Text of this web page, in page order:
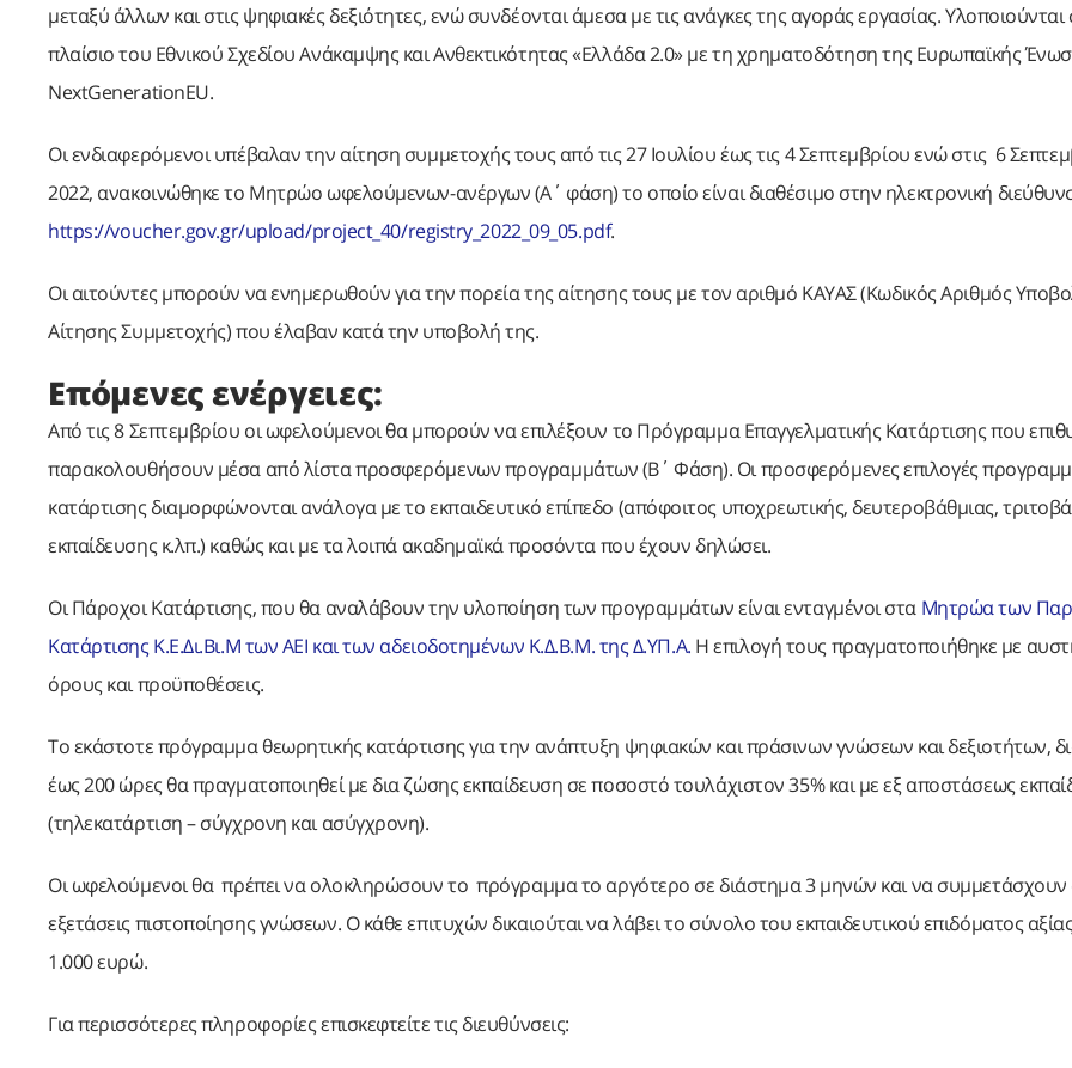
μεταξύ άλλων και στις ψηφιακές δεξιότητες, ενώ συνδέονται άμεσα με τις ανάγκες της αγοράς εργασίας. Υλοποιούνται
πλαίσιο του Εθνικού Σχεδίου Ανάκαμψης και Ανθεκτικότητας «Ελλάδα 2.0» με τη χρηματοδότηση της Ευρωπαϊκής
NextGenerationEU.
Οι ενδιαφερόμενοι υπέβαλαν την αίτηση συμμετοχής τους από τις 27 Ιουλίου έως τις 4 Σεπτεμβρίου ενώ στις 6
2022, ανακοινώθηκε το Μητρώο ωφελούμενων-ανέργων (Α΄ φάση) το οποίο είναι διαθέσιμο στην ηλεκτρονική
https://voucher.gov.gr/upload/project_40/registry_2022_09_05.pdf.
Οι αιτούντες μπορούν να ενημερωθούν για την πορεία της αίτησης τους με τον αριθμό ΚΑΥΑΣ (Κωδικός Αριθμός
Αίτησης Συμμετοχής) που έλαβαν κατά την υποβολή της.
Επόμενες ενέργειες:
Από τις 8 Σεπτεμβρίου οι ωφελούμενοι θα μπορούν να επιλέξουν το Πρόγραμμα Επαγγελματικής Κατάρτισης που
παρακολουθήσουν μέσα από λίστα προσφερόμενων προγραμμάτων (Β΄ Φάση). Οι προσφερόμενες επιλογές
κατάρτισης διαμορφώνονται ανάλογα με το εκπαιδευτικό επίπεδο (απόφοιτος υποχρεωτικής, δευτεροβάθμιας,
εκπαίδευσης κ.λπ.) καθώς και με τα λοιπά ακαδημαϊκά προσόντα που έχουν δηλώσει.
Οι Πάροχοι Κατάρτισης, που θα αναλάβουν την υλοποίηση των προγραμμάτων είναι ενταγμένοι στα Μητρώα των
Κατάρτισης Κ.Ε.Δι.Βι.Μ των ΑΕΙ και των αδειοδοτημένων Κ.Δ.Β.Μ. της Δ.ΥΠ.Α. Η επιλογή τους πραγματοποιήθηκε με
όρους και προϋποθέσεις.
Το εκάστοτε πρόγραμμα θεωρητικής κατάρτισης για την ανάπτυξη ψηφιακών και πράσινων γνώσεων και δεξιοτήτων,
έως 200 ώρες θα πραγματοποιηθεί με δια ζώσης εκπαίδευση σε ποσοστό τουλάχιστον 35% και με εξ αποστάσεως
(τηλεκατάρτιση – σύγχρονη και ασύγχρονη).
Οι ωφελούμενοι θα πρέπει να ολοκληρώσουν το πρόγραμμα το αργότερο σε διάστημα 3 μηνών και να συμμετάσχουν
εξετάσεις πιστοποίησης γνώσεων. Ο κάθε επιτυχών δικαιούται να λάβει το σύνολο του εκπαιδευτικού επιδόματος
1.000 ευρώ.
Για περισσότερες πληροφορίες επισκεφτείτε τις διευθύνσεις: